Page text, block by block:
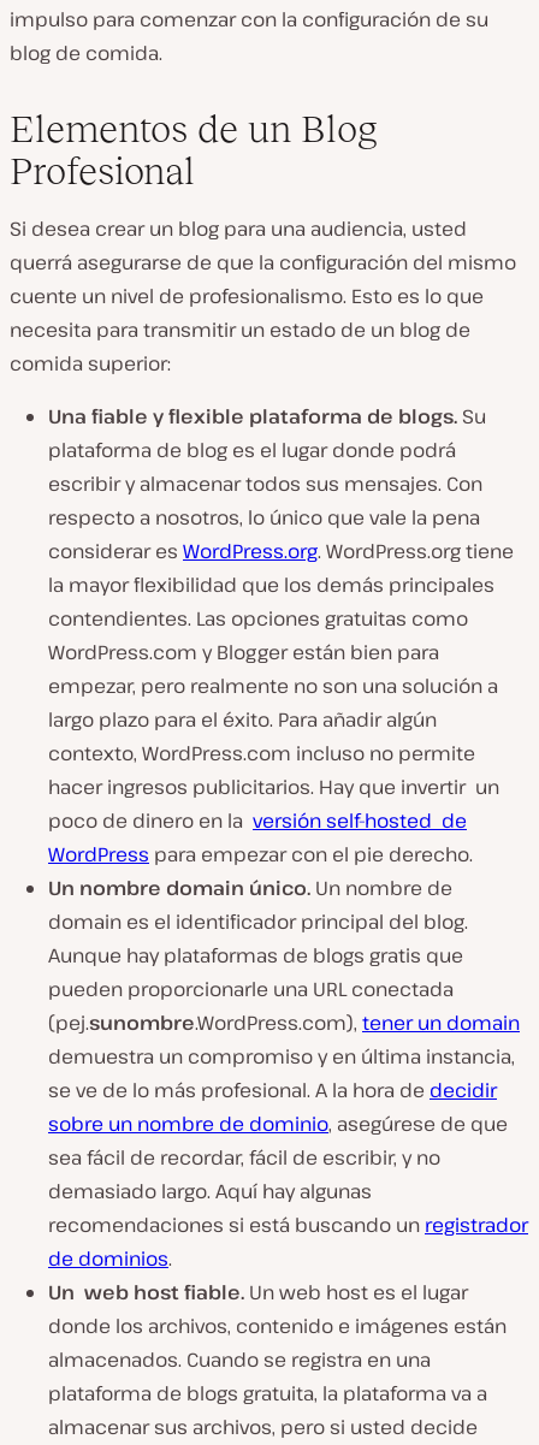
impulso para comenzar con la configuración de su
blog de comida.
Elementos de un Blog
Profesional
Si desea crear un blog para una audiencia, usted
querrá asegurarse de que la configuración del mismo
cuente un nivel de profesionalismo. Esto es lo que
necesita para transmitir un estado de un blog de
comida superior:
Una fiable y flexible plataforma de blogs. Su
plataforma de blog es el lugar donde podrá
escribir y almacenar todos sus mensajes. Con
respecto a nosotros, lo único que vale la pena
considerar es WordPress.org. WordPress.org tiene
la mayor flexibilidad que los demás principales
contendientes. Las opciones gratuitas como
WordPress.com y Blogger están bien para
empezar, pero realmente no son una solución a
largo plazo para el éxito. Para añadir algún
contexto, WordPress.com incluso no permite
hacer ingresos publicitarios. Hay que invertir un
poco de dinero en la versión self-hosted de
WordPress para empezar con el pie derecho.
Un nombre domain único. Un nombre de
domain es el identificador principal del blog.
Aunque hay plataformas de blogs gratis que
pueden proporcionarle una URL conectada
(pej.sunombre.WordPress.com), tener un domain
demuestra un compromiso y en última instancia,
se ve de lo más profesional. A la hora de decidir
sobre un nombre de dominio, asegúrese de que
sea fácil de recordar, fácil de escribir, y no
demasiado largo. Aquí hay algunas
recomendaciones si está buscando un registrador
de dominios.
Un web host fiable. Un web host es el lugar
donde los archivos, contenido e imágenes están
almacenados. Cuando se registra en una
plataforma de blogs gratuita, la plataforma va a
almacenar sus archivos, pero si usted decide